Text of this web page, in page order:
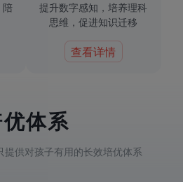
陪
提升数字感知，培养理科
思维，促进知识迁移
查看详情
体系
提供对孩子有用的长效培优体系